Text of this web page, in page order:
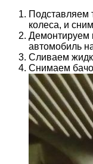
Подставляем
колеса, и
Демонтируем
автомобиль
Сливаем
Снимаем